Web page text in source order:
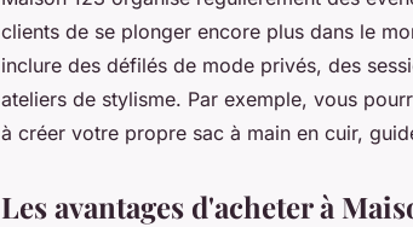
clients de se plonger encore plus dans le
inclure des défilés de mode privés, des
ateliers de stylisme. Par exemple, vous
à créer votre propre sac à main en cuir,
Les avantages d'acheter à